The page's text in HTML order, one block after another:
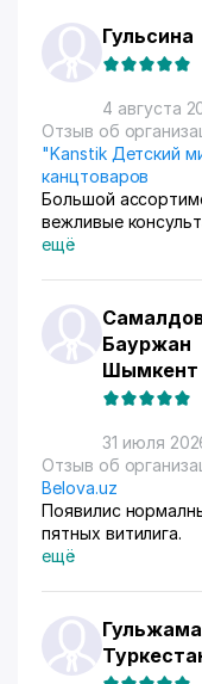
Гульсина
4 августа
Отзыв об
"Kanstik Детский
канцтоваров
Большой
вежливые
ещё
Бауржан
Шымкент
31 июля
Отзыв об
Belova.uz
Появилис нормалные коричьневые места на белых
пятных витилига.
ещё